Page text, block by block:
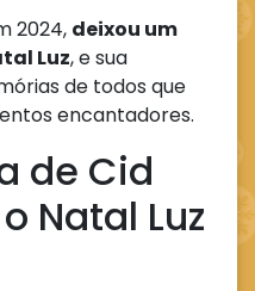
2024, deixou um
Luz, e sua
de todos que
encantadores.
de Cid
Natal Luz